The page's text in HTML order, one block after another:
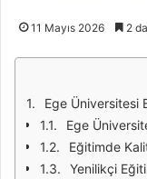
11 Mayıs 2026 2
Ege Üniversitesi
Ege
Eğitimde
Yenilikçi